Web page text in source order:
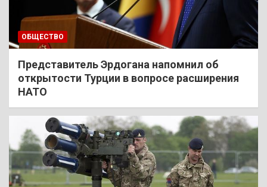
ОБЩЕСТВО
Представитель Эрдогана напомнил об
открытости Турции в вопросе расширения
НАТО